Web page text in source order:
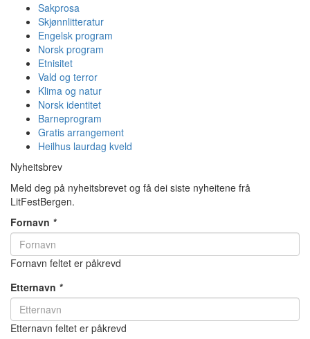
Sakprosa
Skjønnlitteratur
Engelsk program
Norsk program
Etnisitet
Vald og terror
Klima og natur
Norsk identitet
Barneprogram
Gratis arrangement
Heilhus laurdag kveld
Nyheitsbrev
Meld deg på nyheitsbrevet og få dei siste nyheitene frå
LitFestBergen.
Fornavn *
Fornavn feltet er påkrevd
Etternavn *
Etternavn feltet er påkrevd